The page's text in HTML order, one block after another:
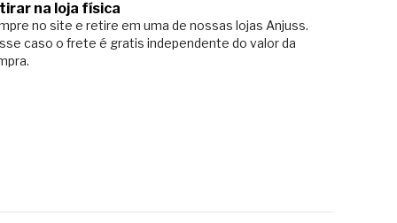
na loja física
no site e retire em uma de nossas lojas Anjuss.
caso o frete é gratis independente do valor da